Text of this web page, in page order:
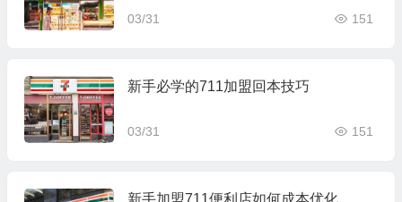
03/31 151
新手必学的711加盟回本技巧
03/31 151
新手加盟711便利店如何成本优化